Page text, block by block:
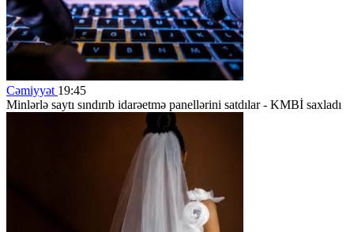
Cəmiyyət 19:45
Minlərlə saytı sındırıb idarəetmə panellərini satdılar - KMBİ saxladı